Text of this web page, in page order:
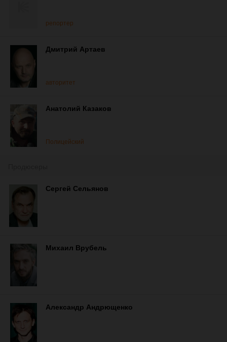
репортер
Дмитрий Артаев
авторитет
Анатолий Казаков
Полицейский
Сергей Сельянов
Михаил Врубель
Александр Андрющенко